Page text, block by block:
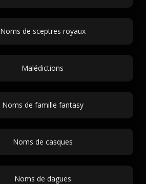
Noms de sceptres royaux
Malédictions
Noms de famille fantasy
Noms de casques
Noms de dagues